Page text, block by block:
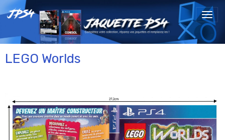
LEGO Worlds